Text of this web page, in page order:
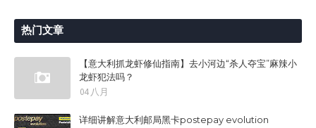
热门文章
【意大利抓龙虾修仙指南】去小河边“杀人夺宝”麻辣小
龙虾犯法吗？
04 八月
详细讲解意大利邮局黑卡postepay evolution